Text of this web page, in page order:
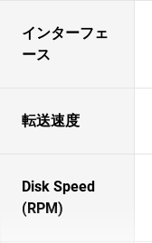
インターフェ
ース
転送速度
Disk Speed
(RPM)